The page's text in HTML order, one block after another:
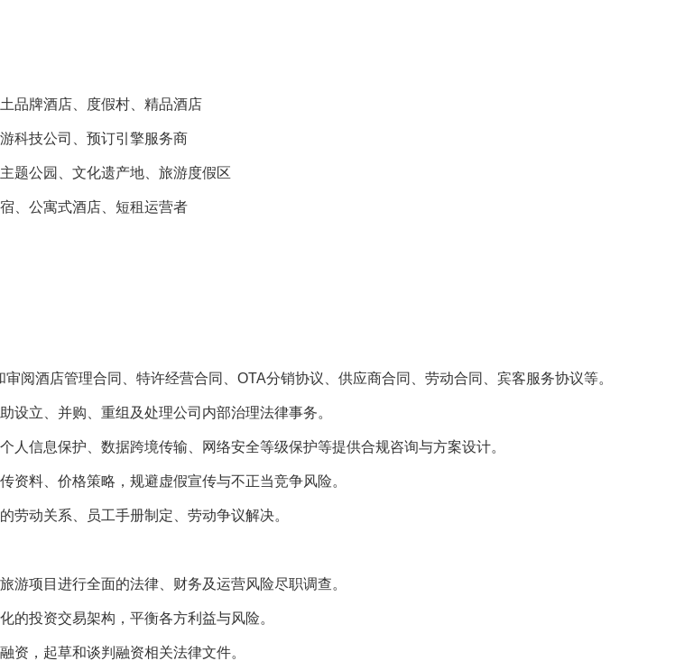
品牌酒店、度假村、精品酒店
科技公司、预订引擎服务商
题公园、文化遗产地、旅游度假区
、公寓式酒店、短租运营者
阅酒店管理合同、特许经营合同、OTA分销协议、供应商合同、劳动合同、宾客服务协议等。
设立、并购、重组及处理公司内部治理法律事务。
人信息保护、数据跨境传输、网络安全等级保护等提供合规咨询与方案设计。
资料、价格策略，规避虚假宣传与不正当竞争风险。
劳动关系、员工手册制定、劳动争议解决。
游项目进行全面的法律、财务及运营风险尽职调查。
的投资交易架构，平衡各方利益与风险。
资，起草和谈判融资相关法律文件。